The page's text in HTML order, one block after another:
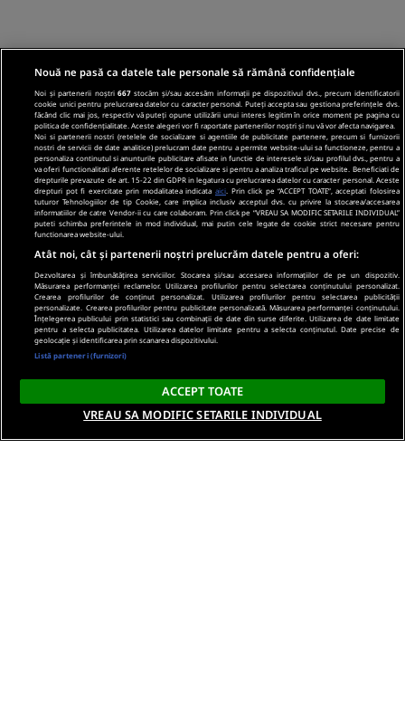
Nouă ne pasă ca datele tale personale să rămână confidențiale
Noi și partenerii noștri667 stocăm și/sau accesăm informații pe dispozitivul dvs., precum identificatorii
cookie unici pentru prelucrarea datelor cu caracter personal. Puteți accepta sau gestiona preferințele dvs.
făcând clic mai jos, respectiv vă puteți opune utilizării unui interes legitim în orice moment pe pagina cu
politica de confidențialitate. Aceste alegeri vor fi raportate partenerilor noștri și nu vă vor afecta navigarea.
Noi si partenerii nostri (retelele de socializare si agentiile de publicitate partenere, precum si furnizorii
nostri de servicii de date analitice) prelucram date pentru a permite website-ului sa functioneze, pentru a
personaliza continutul si anunturile publicitare afisate in functie de interesele si/sau profilul dvs., pentru a
va oferi functionalitati aferente retelelor de socializare si pentru a analiza traficul pe website. Beneficiati de
drepturile prevazute de art. 15-22 din GDPR in legatura cu prelucrarea datelor cu caracter personal. Aceste
drepturi pot fi exercitate prin modalitatea indicata aici . Prin click pe “ACCEPT TOATE”, acceptati folosirea
tuturor Tehnologiilor de tip Cookie, care implica inclusiv acceptul dvs. cu privire la stocarea/accesarea
informatiilor de catre Vendor-ii cu care colaboram. Prin click pe “VREAU SA MODIFIC SETARILE INDIVIDUAL”
puteti schimba preferintele in mod individual, mai putin cele legate de cookie strict necesare pentru
functionarea website-ului.
Atât noi, cât și partenerii noștri prelucrăm datele pentru a oferi:
Dezvoltarea și îmbunătățirea serviciilor. Stocarea și/sau accesarea informațiilor de pe un dispozitiv.
Măsurarea performanței reclamelor. Utilizarea profilurilor pentru selectarea conținutului personalizat.
Crearea profilurilor de conținut personalizat. Utilizarea profilurilor pentru selectarea publicității
personalizate. Crearea profilurilor pentru publicitate personalizată. Măsurarea performanței conținutului.
Înțelegerea publicului prin statistici sau combinații de date din surse diferite. Utilizarea de date limitate
pentru a selecta publicitatea. Utilizarea datelor limitate pentru a selecta conținutul. Date precise de
geolocație și identificarea prin scanarea dispozitivului.
Listă parteneri (furnizori)
ACCEPT TOATE
VREAU SA MODIFIC SETARILE INDIVIDUAL